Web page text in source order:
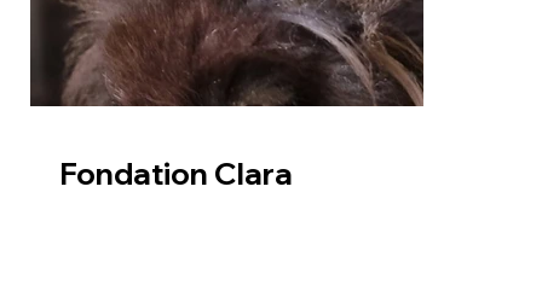
Fondation Clara